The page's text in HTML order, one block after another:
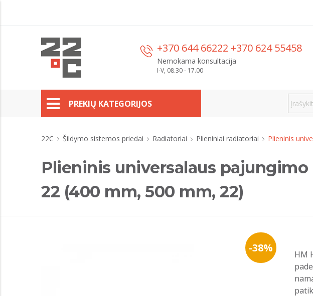
+370 644 66222 +370 624 55458
Nemokama konsultacija
I-V, 08.30 - 17.00
PREKIŲ KATEGORIJOS
22C Šildymo sistemos priedai Radiatoriai Plieniniai radiatoriai Plieninis
Plieninis universalaus
22 (400 mm, 500 mm, 22)
-38%
HM